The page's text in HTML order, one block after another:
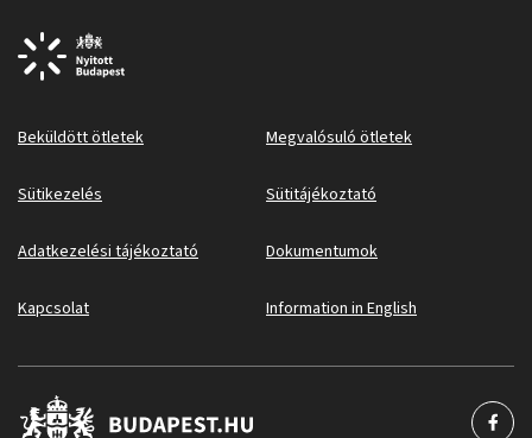
Beküldött ötletek Megvalósuló ötletek
Sütikezelés Sütitájékoztató
Adatkezelési tájékoztató Dokumentumok
Kapcsolat Information in English